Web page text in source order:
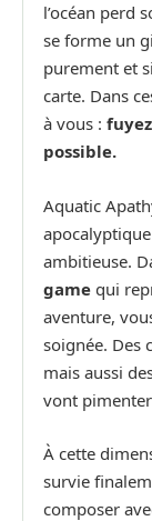
l’océan perd
se forme un
purement et
carte. Dans
à vous :
possible.
Aquatic
ambitieuse.
game qui
aventure,
soignée. Des
mais aussi
vont
À cette
survie
composer